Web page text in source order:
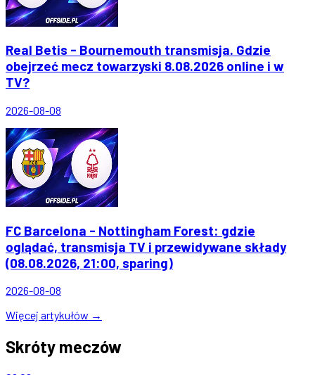
Real Betis - Bournemouth transmisja. Gdzie
obejrzeć mecz towarzyski 8.08.2026 online i w
TV?
2026-08-08
FC Barcelona - Nottingham Forest: gdzie
oglądać, transmisja TV i przewidywane składy
(08.08.2026, 21:00, sparing)
2026-08-08
Więcej artykułów →
Skróty meczów